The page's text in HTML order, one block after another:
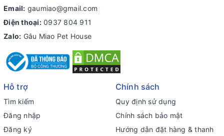
Email: gaumiao@gmail.com
Điện thoại: 0937 804 911
Zalo: Gâu Miao Pet House
Hỗ trợ
Tìm kiếm
Đăng nhập
Đăng ký
Chính sách
Quy định sử dụng
Chính sách bảo mật
Hướng dẫn đặt hàng & thanh